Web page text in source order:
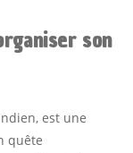
son
est une
quête